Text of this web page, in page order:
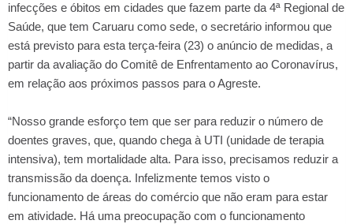
infecções e óbitos em cidades que fazem parte da 4ª Regional de
Saúde, que tem Caruaru como sede, o secretário informou que
está previsto para esta terça-feira (23) o anúncio de medidas, a
partir da avaliação do Comitê de Enfrentamento ao Coronavírus,
em relação aos próximos passos para o Agreste.
“Nosso grande esforço tem que ser para reduzir o número de
doentes graves, que, quando chega à UTI (unidade de terapia
intensiva), tem mortalidade alta. Para isso, precisamos reduzir a
transmissão da doença. Infelizmente temos visto o
funcionamento de áreas do comércio que não eram para estar
em atividade. Há uma preocupação com o funcionamento